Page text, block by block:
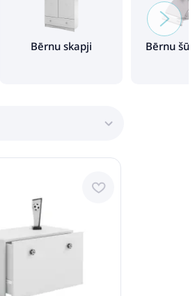
Bērnu skapji Bērnu